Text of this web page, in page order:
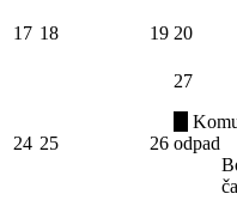
17 18 19 20
24 25 26
27
odpad